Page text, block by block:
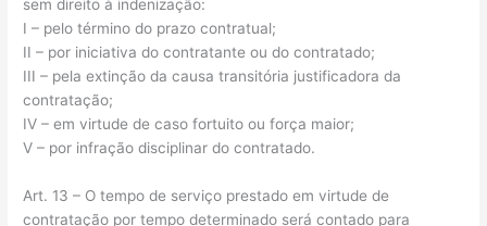
sem direito à indenização:
I – pelo término do prazo contratual;
II – por iniciativa do contratante ou do contratado;
III – pela extinção da causa transitória justificadora da
contratação;
IV – em virtude de caso fortuito ou força maior;
V – por infração disciplinar do contratado.
Art. 13 – O tempo de serviço prestado em virtude de
contratação por tempo determinado será contado para